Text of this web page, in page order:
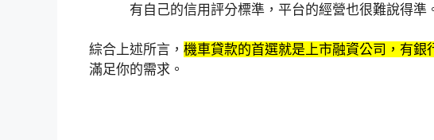
有自己的信用評分標準，平台的經營也很難說得準
綜合上述所言， 機車貸款的首選就是上市融資公司，有銀
滿足你的需求。